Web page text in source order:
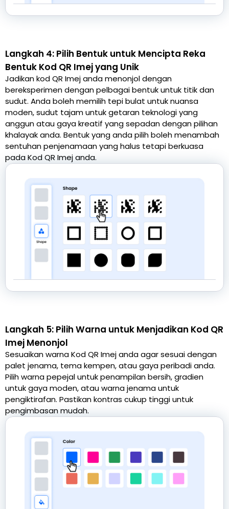
Langkah 4: Pilih Bentuk untuk Mencipta Reka
Bentuk Kod QR Imej yang Unik
Jadikan kod QR Imej anda menonjol dengan
bereksperimen dengan pelbagai bentuk untuk titik dan
sudut. Anda boleh memilih tepi bulat untuk nuansa
moden, sudut tajam untuk getaran teknologi yang
anggun atau gaya kreatif yang sepadan dengan pilihan
khalayak anda. Bentuk yang anda pilih boleh menambah
sentuhan penjenamaan yang halus tetapi berkuasa
pada Kod QR Imej anda.
Langkah 5: Pilih Warna untuk Menjadikan Kod QR
Imej Menonjol
Sesuaikan warna Kod QR Imej anda agar sesuai dengan
palet jenama, tema kempen, atau gaya peribadi anda.
Pilih warna pepejal untuk penampilan bersih, gradien
untuk gaya moden, atau warna jenama untuk
pengiktirafan. Pastikan kontras cukup tinggi untuk
pengimbasan mudah.